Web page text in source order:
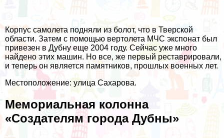
Корпус самолета подняли из болот, что в Тверской
области. Затем с помощью вертолета МЧС экспонат был
привезен в Дубну еще 2004 году. Сейчас уже много
найдено этих машин. Но все, же первый реставрировали,
и теперь он является памятников, прошлых военных лет.
Местоположение: улица Сахарова.
Мемориальная колонна
«Создателям города Дубны»